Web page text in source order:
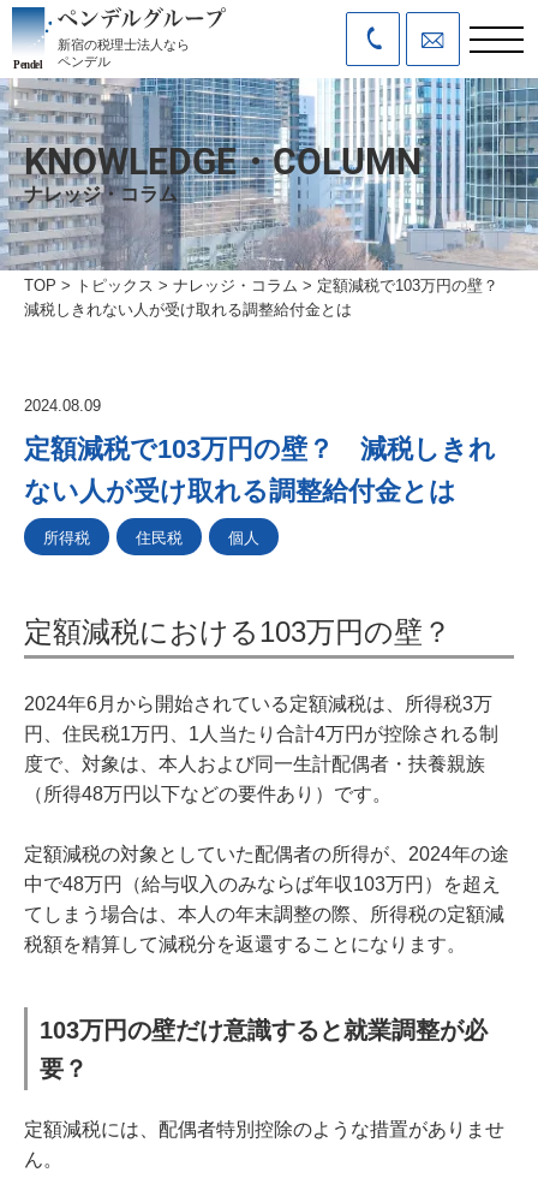
新宿の税理士法人なら
ペンデル
KNOWLEDGE・COLUMN
ナレッジ・コラム
TOP > トピックス > ナレッジ・コラム > 定額減税で103万円の壁？
減税しきれない人が受け取れる調整給付金とは
2024.08.09
定額減税で103万円の壁？ 減税しきれ
ない人が受け取れる調整給付金とは
所得税 住民税 個人
定額減税における103万円の壁？
2024年6月から開始されている定額減税は、所得税3万
円、住民税1万円、1人当たり合計4万円が控除される制
度で、対象は、本人および同一生計配偶者・扶養親族
（所得48万円以下などの要件あり）です。
定額減税の対象としていた配偶者の所得が、2024年の途
中で48万円（給与収入のみならば年収103万円）を超え
てしまう場合は、本人の年末調整の際、所得税の定額減
税額を精算して減税分を返還することになります。
103万円の壁だけ意識すると就業調整が必
要？
定額減税には、配偶者特別控除のような措置がありませ
ん。